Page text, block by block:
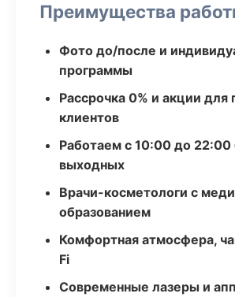
Преимущества
Фото до/после и
программы
Рассрочка 0% и акции для
клиентов
Работаем с 10:00 до 22:00
выходных
Врачи-косметологи с
образованием
Комфортная атмосфера,
Fi
Современные лазеры и